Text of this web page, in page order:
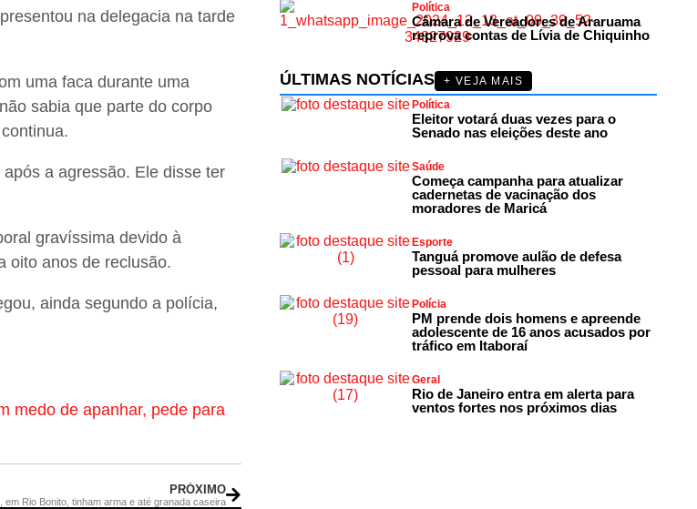
na delegacia na tarde
uma faca durante uma
sabia que parte do corpo
a agressão. Ele disse ter
gravíssima devido à
oito anos de reclusão.
ainda segundo a polícia,
medo de apanhar, pede para
PRÓXIMO
em Rio Bonito, tinham arma e até granada caseira
Política
Câmara de Vereadores de Araruama
reprova contas de Lívia de Chiquinho
ÚLTIMAS NOTÍCIAS
+ VEJA MAIS
Política
Eleitor votará duas vezes para o
Senado nas eleições deste ano
Saúde
Começa campanha para atualizar
cadernetas de vacinação dos
moradores de Maricá
Esporte
Tanguá promove aulão de defesa
pessoal para mulheres
Polícia
PM prende dois homens e apreende
adolescente de 16 anos acusados por
tráfico em Itaboraí
Geral
Rio de Janeiro entra em alerta para
ventos fortes nos próximos dias